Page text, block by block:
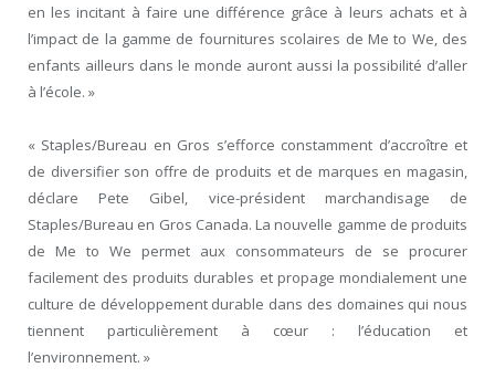
en les incitant à faire une différence grâce à leurs achats et à
l’impact de la gamme de fournitures scolaires de Me to We, des
enfants ailleurs dans le monde auront aussi la possibilité d’aller
à l’école. »
« Staples/Bureau en Gros s’efforce constamment d’accroître et
de diversifier son offre de produits et de marques en magasin,
déclare Pete Gibel, vice-président marchandisage de
Staples/Bureau en Gros Canada. La nouvelle gamme de produits
de Me to We permet aux consommateurs de se procurer
facilement des produits durables et propage mondialement une
culture de développement durable dans des domaines qui nous
tiennent particulièrement à cœur : l’éducation et
l’environnement. »